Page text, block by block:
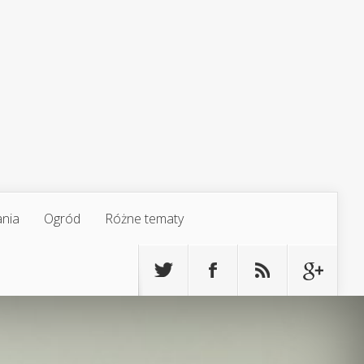
Ogród Różne tematy